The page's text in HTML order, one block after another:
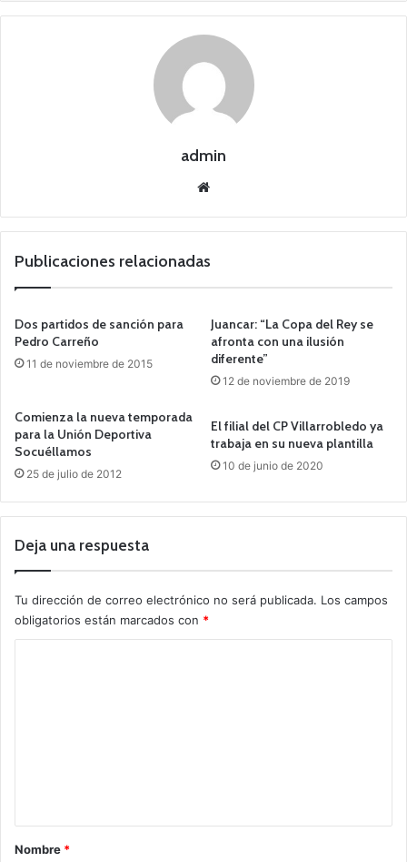
admin
we
Publicaciones relacionadas
Dos partidos de sanción para
Pedro Carreño
11 de noviembre de 2015
Juancar: “La Copa del Rey se
afronta con una ilusión
diferente”
12 de noviembre de 2019
Comienza la nueva temporada
para la Unión Deportiva
Socuéllamos
25 de julio de 2012
El filial del CP Villarrobledo ya
trabaja en su nueva plantilla
10 de junio de 2020
Deja una respuesta
Tu dirección de correo electrónico no será publicada. Los campos
obligatorios están marcados con *
rNombre *